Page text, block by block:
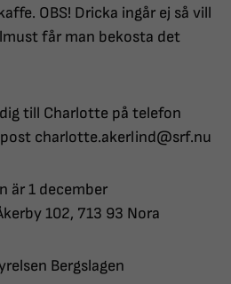
OBS! Dricka ingår ej så vill
får man bekosta det
till Charlotte på telefon
charlotte.akerlind@srf.nu
är 1 december
102, 713 93 Nora
Bergslagen